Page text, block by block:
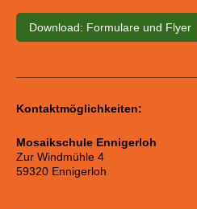
Download: Formulare und Flyer
Kontaktmöglichkeiten:
Mosaikschule Ennigerloh
Zur Windmühle 4
59320 Ennigerloh